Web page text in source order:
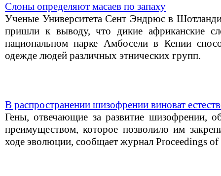
Слоны определяют масаев по запаху
Ученые Университета Сент Эндрюс в
пришли к выводу, что дикие африканские
национальном парке Амбосели в Кении
одежде людей различных этнических групп.
В распространении шизофрении виноват
Гены, отвечающие за развитие шизофрении,
преимуществом, которое позволило им
ходе эволюции, сообщает журнал Proceedings